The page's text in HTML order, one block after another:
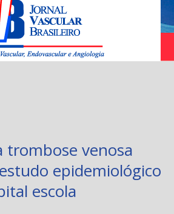
trombose venosa
epidemiológico
escola